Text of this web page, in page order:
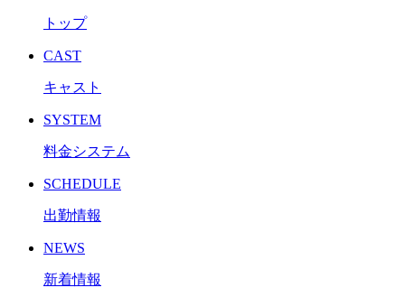
トップ
CAST
キャスト
SYSTEM
料金システム
SCHEDULE
出勤情報
NEWS
新着情報